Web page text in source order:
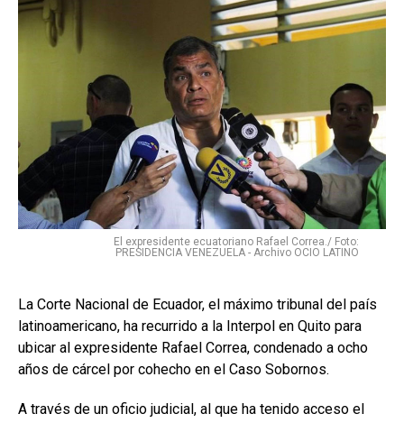
El expresidente ecuatoriano Rafael Correa./ Foto:
PRESIDENCIA VENEZUELA - Archivo OCIO LATINO
La Corte Nacional de Ecuador, el máximo tribunal del país
latinoamericano, ha recurrido a la Interpol en Quito para
ubicar al expresidente Rafael Correa, condenado a ocho
años de cárcel por cohecho en el Caso Sobornos.
A través de un oficio judicial, al que ha tenido acceso el